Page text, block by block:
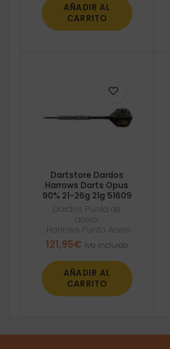
AÑADIR AL
CARRITO
Dartstore Dardos
Harrows Darts Opus
90% 21-26g 21g 51609
Dardos Punta de
acero
Harrows Punta Acero
121,95€ Iva incluido
AÑADIR AL
CARRITO